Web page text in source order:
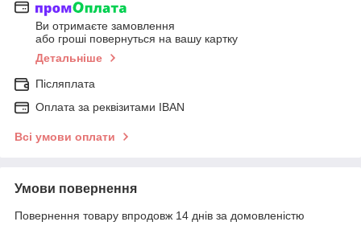
Ви отримаєте замовлення
або гроші повернуться на вашу картку
Детальніше
Післяплата
Оплата за реквізитами IBAN
Всі умови оплати
Умови повернення
Повернення товару впродовж 14 днів за домовленістю